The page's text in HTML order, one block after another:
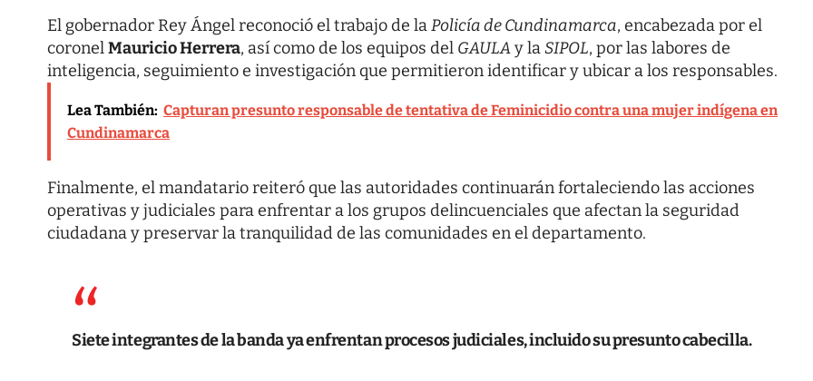
El gobernador Rey Ángel reconoció el trabajo de laPolicía de Cundinamarca, encabezada por el
coronelMauricio Herrera, así como de los equipos del GAULAy laSIPOL, por las labores de
inteligencia, seguimiento e investigación que permitieron identificar y ubicar a los responsables.
Lea También: Capturan presunto responsable de tentativa de Feminicidio contra una mujer indígena en
Cundinamarca
Finalmente, el mandatario reiteró que las autoridades continuarán fortaleciendo las acciones
operativas y judiciales para enfrentar a los grupos delincuenciales que afectan la seguridad
ciudadana y preservar la tranquilidad de las comunidades en el departamento.
Siete integrantes de la banda ya enfrentan procesos judiciales, incluido su presunto cabecilla.